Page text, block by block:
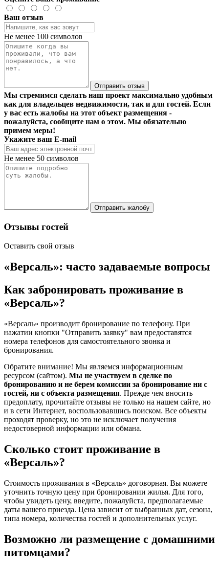
Ваш отзыв
Не менее 100 символов
Отправить отзыв
Мы стремимся сделать наш проект максимально удобным
как для владельцев недвижимости, так и для гостей. Если
у вас есть жалобы на этот объект размещения -
пожалуйста, сообщите нам о этом. Мы обязательно
примем меры!
Укажите ваш E-mail
Не менее 50 символов
Отправить жалобу
Отзывы гостей
Оставить свой отзыв
«Версаль»: часто задаваемые вопросы
Как забронировать проживание в
«Версаль»?
«Версаль» производит бронирование по телефону. При
нажатии кнопки "Отправить заявку" вам предоставятся
номера телефонов для самостоятельного звонка и
бронирования.
Обратите внимание! Мы являемся информационным
ресурсом (сайтом). Мы не участвуем в сделке по
бронированию и не берем комиссии за бронирование ни с
гостей, ни с объекта размещения. Прежде чем вносить
предоплату, прочитайте отзывы не только на нашем сайте, но
и в сети Интернет, воспользовавшись поиском. Все объекты
проходят проверку, но это не исключает получения
недостоверной информации или обмана.
Сколько стоит проживание в
«Версаль»?
Стоимость проживания в «Версаль» договорная. Вы можете
уточнить точную цену при бронировании жилья. Для того,
чтобы увидеть цену, введите, пожалуйста, предполагаемые
даты вашего приезда. Цена зависит от выбранных дат, сезона,
типа номера, количества гостей и дополнительных услуг.
Возможно ли размещение с домашними
питомцами?